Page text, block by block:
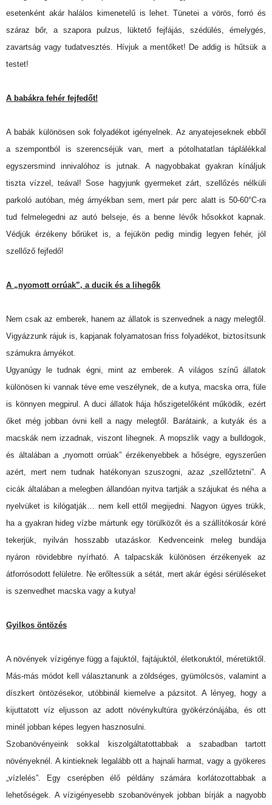
esetenként akár halálos kimenetelű is lehet. Tünetei a vörös, forró és
száraz bőr, a szapora pulzus, lüktető fejfájás, szédülés, émelygés,
zavartság vagy tudatvesztés. Hívjuk a mentőket! De addig is hűtsük a
testet!
A babákra fehér fejfedőt!
A babák különösen sok folyadékot igényelnek. Az anyatejeseknek ebből
a szempontból is szerencséjük van, mert a pótolhatatlan táplálékkal
egyszersmind innivalóhoz is jutnak. A nagyobbakat gyakran kínáljuk
tiszta vízzel, teával! Sose hagyjunk gyermeket zárt, szellőzés nélküli
parkoló autóban, még árnyékban sem, mert pár perc alatt is 50-60°C-ra
tud felmelegedni az autó belseje, és a benne lévők hősokkot kapnak.
Védjük érzékeny bőrüket is, a fejükön pedig mindig legyen fehér, jól
szellőző fejfedő!
A „nyomott orrúak”, a ducik és a lihegők
Nem csak az emberek, hanem az állatok is szenvednek a nagy melegtől.
Vigyázzunk rájuk is, kapjanak folyamatosan friss folyadékot, biztosítsunk
számukra árnyékot.
Ugyanúgy le tudnak égni, mint az emberek. A világos színű állatok
különösen ki vannak téve eme veszélynek, de a kutya, macska orra, füle
is könnyen megpirul. A duci állatok hája hőszigetelőként működik, ezért
őket még jobban óvni kell a nagy melegtől. Barátaink, a kutyák és a
macskák nem izzadnak, viszont lihegnek. A mopszlik vagy a bulldogok,
és általában a „nyomott orrúak” érzékenyebbek a hőségre, egyszerűen
azért, mert nem tudnak hatékonyan szuszogni, azaz „szellőztetni”. A
cicák általában a melegben állandóan nyitva tartják a szájukat és néha a
nyelvüket is kilógatják… nem kell ettől megijedni. Nagyon ügyes trükk,
ha a gyakran hideg vízbe mártunk egy törülközőt és a szállítókosár köré
tekerjük, nyilván hosszabb utazáskor. Kedvenceink meleg bundája
nyáron rövidebbre nyírható. A talpacskák különösen érzékenyek az
átforrósodott felületre. Ne erőltessük a sétát, mert akár égési sérüléseket
is szenvedhet macska vagy a kutya!
Gyilkos öntözés
A növények vízigénye függ a fajuktól, fajtájuktól, életkoruktól, méretüktől.
Más-más módot kell választanunk a zöldséges, gyümölcsös, valamint a
díszkert öntözésekor, utóbbinál kiemelve a pázsitot. A lényeg, hogy a
kijuttatott víz eljusson az adott növénykultúra gyökérzónájába, és ott
minél jobban képes legyen hasznosulni.
Szobanövényeink sokkal kiszolgáltatottabbak a szabadban tartott
növényeknél. A kintieknek legalább ott a hajnali harmat, vagy a gyökeres
„vízlelés”. Egy cserépben élő példány számára korlátozottabbak a
lehetőségek. A vízigényesebb szobanövények jobban bírják a nagyobb